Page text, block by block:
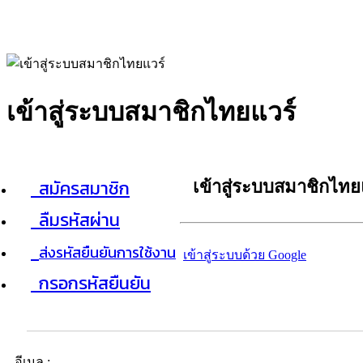
เข้าสู่ระบบสมาชิกไทยแวร์
สมัครสมาชิก
ลืมรหัสผ่าน
ส่งรหัสยืนยันการใช้งาน
กรอกรหัสยืนยัน
เข้าสู่ระบบสมาชิกไท
เข้าสู่ระบบด้วย Google